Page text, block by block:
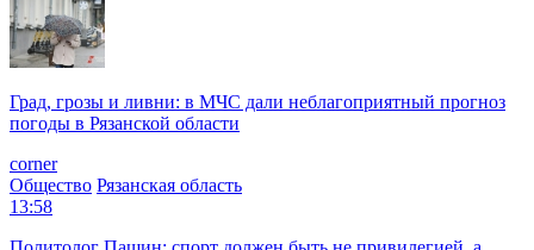
Град, грозы и ливни: в МЧС дали неблагоприятный прогноз
погоды в Рязанской области
corner
Общество Рязанская область
13:58